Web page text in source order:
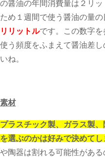
醤油の年間消費量は２リッ
め１週間で使う醤油の量の
リットルです。この数字を
う頻度をふまえて醤油差し
ね。
材
ラスチック製、ガラス製
選ぶのかは好みで決めて
陶器は割れる可能性がある